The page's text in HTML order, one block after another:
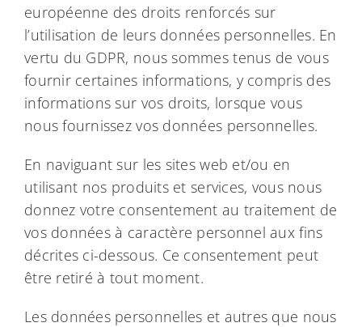
européenne des droits renforcés sur
l’utilisation de leurs données personnelles. En
vertu du GDPR, nous sommes tenus de vous
fournir certaines informations, y compris des
informations sur vos droits, lorsque vous
nous fournissez vos données personnelles.
En naviguant sur les sites web et/ou en
utilisant nos produits et services, vous nous
donnez votre consentement au traitement de
vos données à caractère personnel aux fins
décrites ci-dessous. Ce consentement peut
être retiré à tout moment.
Les données personnelles et autres que nous